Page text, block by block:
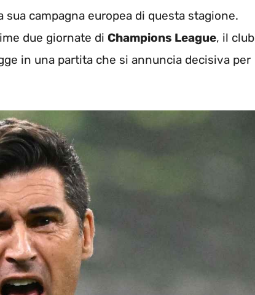
campagna europea di questa stagione.
due giornate di Champions League, il club
in una partita che si annuncia decisiva per